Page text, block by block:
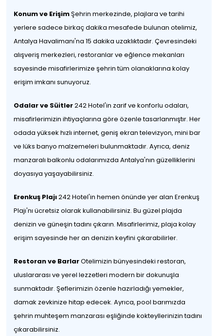
Konum ve ErişimŞehrin merkezinde, plajlara ve tarihi
yerlere sadece birkaç dakika mesafede bulunan otelimiz,
Antalya Havalimanı'na 15 dakika uzaklıktadır. Çevresindeki
alışveriş merkezleri, restoranlar ve eğlence mekanları
sayesinde misafirlerimize şehrin tüm olanaklarına kolay
erişim imkanı sunuyoruz.
Odalar ve Süitler242 Hotel'in zarif ve konforlu odaları,
misafirlerimizin ihtiyaçlarına göre özenle tasarlanmıştır. Her
odada yüksek hızlı internet, geniş ekran televizyon, mini bar
ve lüks banyo malzemeleri bulunmaktadır. Ayrıca, deniz
manzaralı balkonlu odalarımızda Antalya'nın güzelliklerini
doyasıya yaşayabilirsiniz.
Erenkuş Plajı242 Hotel'in hemen önünde yer alan Erenkuş
Plajı'nı ücretsiz olarak kullanabilirsiniz. Bu güzel plajda
denizin ve güneşin tadını çıkarın. Misafirlerimiz, plaja kolay
erişim sayesinde her an denizin keyfini çıkarabilirler.
Restoran ve BarlarOtelimizin bünyesindeki restoran,
uluslararası ve yerel lezzetleri modern bir dokunuşla
sunmaktadır. Şeflerimizin özenle hazırladığı yemekler,
damak zevkinize hitap edecek. Ayrıca, pool barımızda
şehrin muhteşem manzarası eşliğinde kokteyllerinizin tadını
çıkarabilirsiniz.